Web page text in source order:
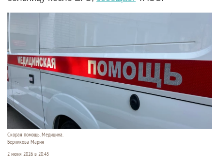
Скорая помощь. Медицина.
Берникова Мария
2 июня 2026 в 20:45